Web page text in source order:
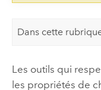
Dans cette
Les outils qui
les propriétés de